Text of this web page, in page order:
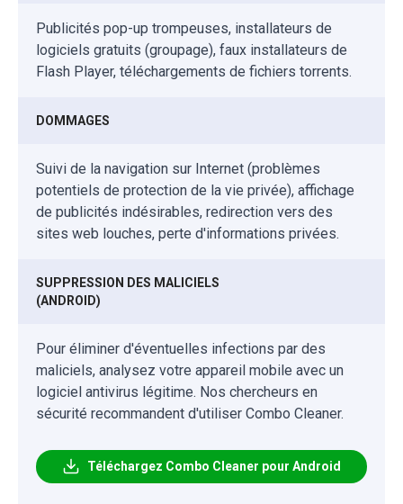
Publicités pop-up trompeuses, installateurs de
logiciels gratuits (groupage), faux installateurs de
Flash Player, téléchargements de fichiers torrents.
DOMMAGES
Suivi de la navigation sur Internet (problèmes
potentiels de protection de la vie privée), affichage
de publicités indésirables, redirection vers des
sites web louches, perte d'informations privées.
SUPPRESSION DES MALICIELS
(ANDROID)
Pour éliminer d'éventuelles infections par des
maliciels, analysez votre appareil mobile avec un
logiciel antivirus légitime. Nos chercheurs en
sécurité recommandent d'utiliser Combo Cleaner.
Téléchargez Combo Cleaner pour Android